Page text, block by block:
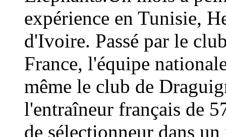
expérience en Tunisie,
d'Ivoire. Passé par le
France, l'équipe
même le club de
l'entraîneur français de
de sélectionneur dans